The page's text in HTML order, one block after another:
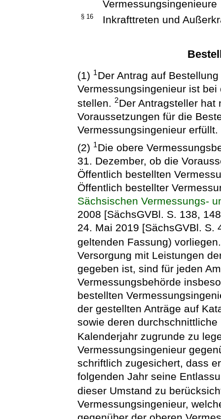
Vermessungsingenieure
§ 16 Inkrafttreten und
(1) 1Der Antrag auf
Vermessungsingenieur ist
stellen.2Der Antragsteller hat
Voraussetzungen für die
Vermessungsingenieur erfüllt.
(2) 1Die obere
31. Dezember, ob die
Öffentlich bestellten
Öffentlich bestellter
Sächsischen Vermessungs-
2008 [SächsGVBl. S. 138,
24. Mai 2019 [SächsGVBl. S.
geltenden Fassung)
Versorgung mit Leistungen
gegeben ist, sind für jeden
Vermessungsbehörde
bestellten
der gestellten Anträge auf
sowie deren
Kalenderjahr zugrunde zu
Vermessungsingenieur
schriftlich zugesichert, dass
folgenden Jahr seine
dieser Umstand zu
Vermessungsingenieur,